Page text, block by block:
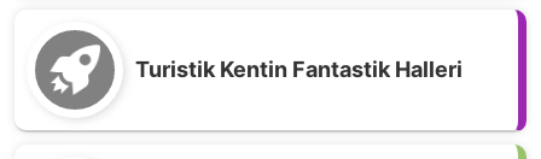
Turistik Kentin Fantastik Halleri